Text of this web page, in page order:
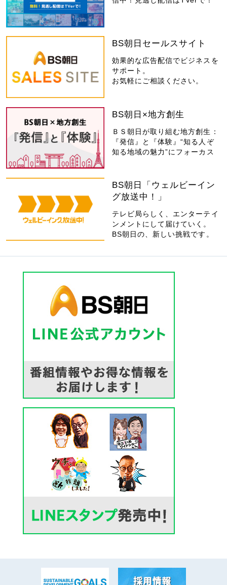
BS朝日セールスサイト
効果的な広告配信でビジネスを
サポート。
お気軽にご相談ください。
BS朝日×地方創生
ＢＳ朝日が取り組む地方創生：
『発信』と『体験』“知る人ぞ
知る地域の魅力”にフォーカス
BS朝日「ウェルビーイン
グ放送中！」
テレビ局らしく、エンターテイ
ンメントにして届けていく。
BS朝日の、新しい挑戦です。